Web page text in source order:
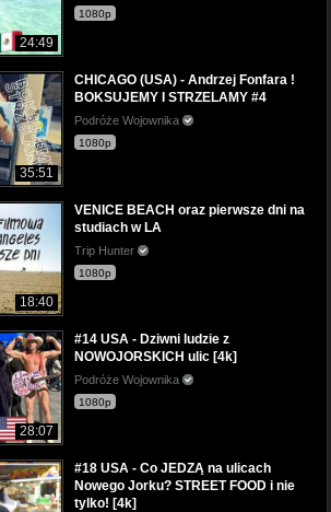
24:49
1080p
35:51
CHICAGO (USA) - Andrzej Fonfara !
BOKSUJEMY I STRZELAMY #4
Podróże Wojownika
1080p
18:40
VENICE BEACH oraz pierwsze dni na
studiach w LA
Trip Hunter
1080p
28:07
#14 USA - Dziwni ludzie z
NOWOJORSKICH ulic [4k]
Podróże Wojownika
1080p
#18 USA - Co JEDZĄ na ulicach
Nowego Jorku? STREET FOOD i nie
tylko! [4k]